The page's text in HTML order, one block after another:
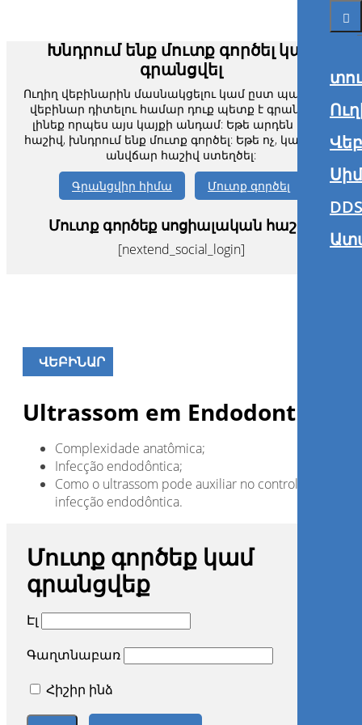
Խնդրում ենք մուտք գործել կամ
գրանցվել
Ուղիղ վեբինարին մասնակցելու կամ ըստ պահանջի
վեբինար դիտելու համար դուք պետք է գրանցված
լինեք որպես այս կայքի անդամ: Եթե արդեն ունեք
հաշիվ, խնդրում ենք մուտք գործել: Եթե ոչ, կարող եք
անվճար հաշիվ ստեղծել:
Գրանցվիր հիմա
Մուտք գործել
Մուտք գործեք սոցիալական հաշիվ
[nextend_social_login]
ՎԵԲԻՆԱՐ
Ultrassom em Endodontia
Complexidade anatômica;
Infecção endodôntica;
Como o ultrassom pode auxiliar no controle da
infecção endodôntica.
Մուտք գործեք կամ
գրանցվեք
Էլ
Գաղտնաբառ
Հիշիր ինձ